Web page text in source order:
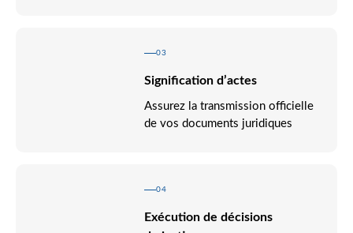
03
Signification d’actes
Assurez la transmission officielle
de vos documents juridiques
04
Exécution de décisions